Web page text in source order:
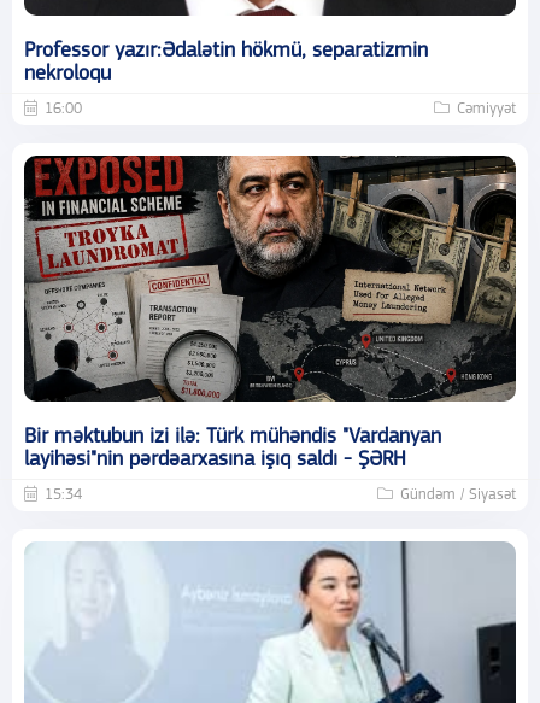
Professor yazır:Ədalətin hökmü, separatizmin
nekroloqu
16:00 Cəmiyyət
Bir məktubun izi ilə: Türk mühəndis "Vardanyan
layihəsi"nin pərdəarxasına işıq saldı - ŞƏRH
15:34 Gündəm / Siyasət